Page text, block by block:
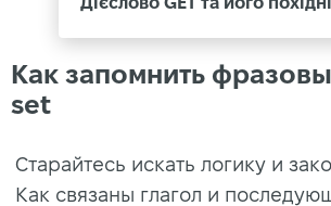
Как запомнить
set
Старайтесь искать логику и
Как связаны глагол и